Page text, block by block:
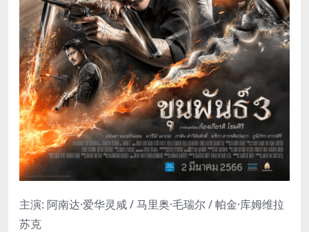
主演: 阿南达·爱华灵咸 / 马里奥·毛瑞尔 / 帕金·库姆维拉
苏克